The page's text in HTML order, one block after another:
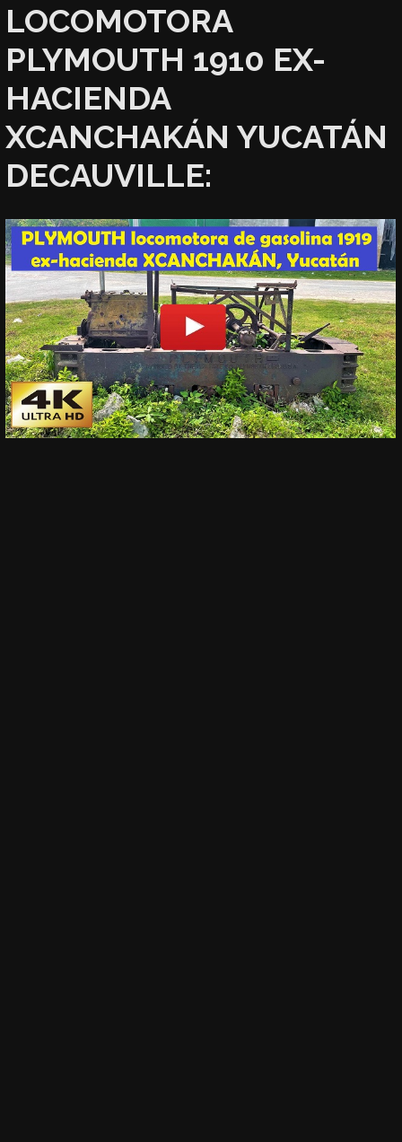
LOCOMOTORA
PLYMOUTH 1910 EX-
HACIENDA
XCANCHAKÁN YUCATÁN
DECAUVILLE: